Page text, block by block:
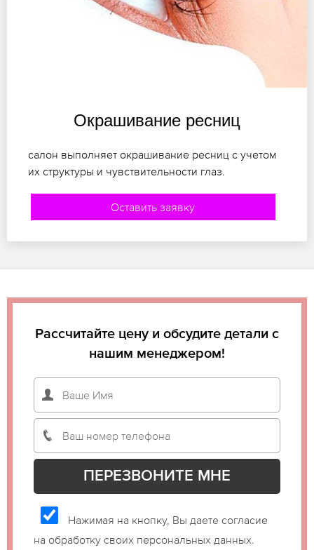
Окрашивание ресниц
салон выполняет окрашивание ресниц с учетом
их структуры и чувствительности глаз.
Оставить заявку
Рассчитайте цену и обсудите детали с
нашим менеджером!
Нажимая на кнопку, Вы даете согласие
на обработку своих персональных данных.